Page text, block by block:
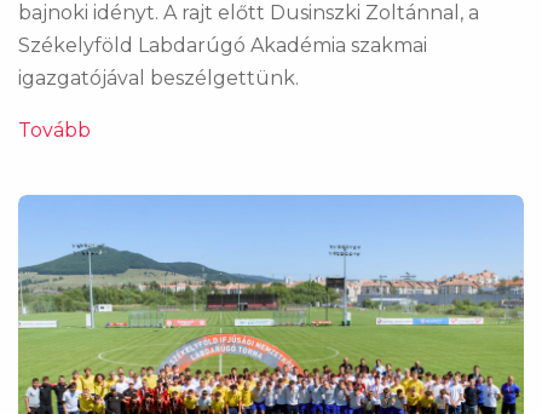
bajnoki idényt. A rajt előtt Dusinszki Zoltánnal, a
Székelyföld Labdarúgó Akadémia szakmai
igazgatójával beszélgettünk.
Tovább